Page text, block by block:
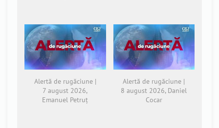
Alertă de rugăciune |
7 august 2026,
Emanuel Petruț
Alertă de rugăciune |
8 august 2026, Daniel
Cocar